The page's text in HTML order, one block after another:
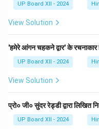
UP Board XII - 2024
View Solution
'हमेरे आंगन चहकने द्वार' के रचनाकार
UP Board XII - 2024
View Solution
प्रो० जी० सुंदर रेड्डी द्वारा लिखित
UP Board XII - 2024